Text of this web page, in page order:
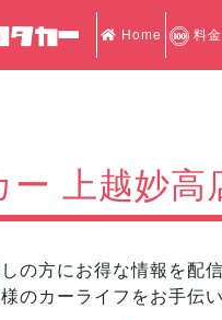
Home 料金
ー 上越妙高
の方にお得な情報を
のカーライフをお手伝い